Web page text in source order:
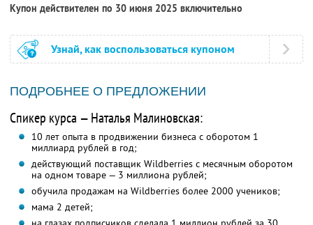
Купон действителен по 30 июня 2025 включительно
Узнай, как воспользоваться купоном
ПОДРОБНЕЕ О ПРЕДЛОЖЕНИИ
Спикер курса — Наталья Малиновская:
10 лет опыта в продвижении бизнеса с оборотом 1
миллиард рублей в год;
действующий поставщик Wildberries с месячным оборотом
на одном товаре — 3 миллиона рублей;
обучила продажам на Wildberries более 2000 учеников;
мама 2 детей;